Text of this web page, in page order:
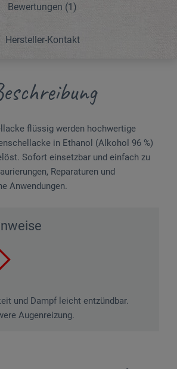
Bewertungen (1)
Hersteller-Kontakt
flüssig werden hochwertige
in Ethanol (Alkohol 96 %)
Sofort einsetzbar und einfach zu
Reparaturen und
Anwendungen.
und Dampf leicht entzündbar.
Augenreizung.